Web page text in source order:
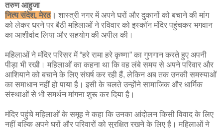
तरुण आहुजा
नित्य संदेश, मेरठ। शास्त्री नगर में अपने घरों और दुकानों को बचाने की मांग
को लेकर धरने पर बैठी महिलाओं ने रविवार को इस्कॉन मंदिर पहुंचकर भगवान
का आशीर्वाद लिया और सहयोग की अपील की।
महिलाओं ने मंदिर परिसर में “हरे रामा हरे कृष्णा” का गुणगान करते हुए अपनी
पीड़ा भी रखी। महिलाओं का कहना था कि वह लंबे समय से अपने परिवार और
आशियाने को बचाने के लिए संघर्ष कर रही हैं, लेकिन अब तक उनकी समस्याओं
का समाधान नहीं हो पाया है। इसी के चलते उन्होंने सामाजिक और धार्मिक
संस्थाओं से भी समर्थन मांगना शुरू कर दिया है।
मंदिर पहुंचे महिलाओं के समूह ने कहा कि उनका आंदोलन किसी विवाद के लिए
नहीं बल्कि अपने घरों और परिवारों को सुरक्षित रखने के लिए है। महिलाओं ने